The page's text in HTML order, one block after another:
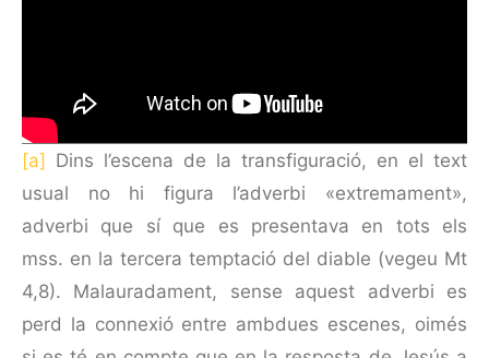
[a]
Dins l’escena de la transfiguració, en el text
usual no hi figura l’adverbi «extremament»,
adverbi que sí que es presentava en tots els
mss. en la tercera temptació del diable (vegeu Mt
4,8). Malauradament, sense aquest adverbi es
perd la connexió entre ambdues escenes, oimés